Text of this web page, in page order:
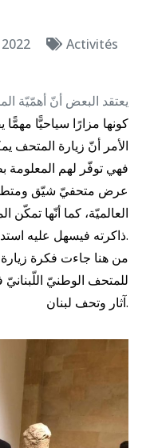
Activités
يعتقد البعض أنّ أهمّيّة
كونها مزارًا سياحيًّا
الأمر أنّ زيارة المتحف
فهي توفّر لهم المعلومة
عرض متحفيّ شيّق
العالميّة، كما أنّها تمكّن
ذاكرته فيسهل عليه استدعاؤها والاستفادة منها.
من هنا جاءت فكرة
للمتحف الوطنيّ
آثار وتحف لبنان.